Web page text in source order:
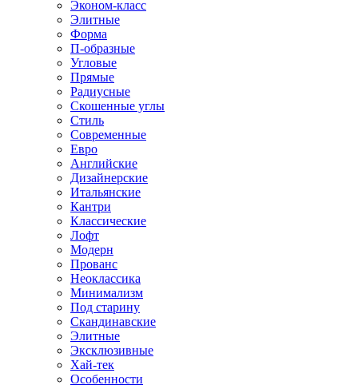
Эконом-класс
Элитные
Форма
П-образные
Угловые
Прямые
Радиусные
Скошенные углы
Стиль
Современные
Евро
Английские
Дизайнерские
Итальянские
Кантри
Классические
Лофт
Модерн
Прованс
Неоклассика
Минимализм
Под старину
Скандинавские
Элитные
Эксклюзивные
Хай-тек
Особенности